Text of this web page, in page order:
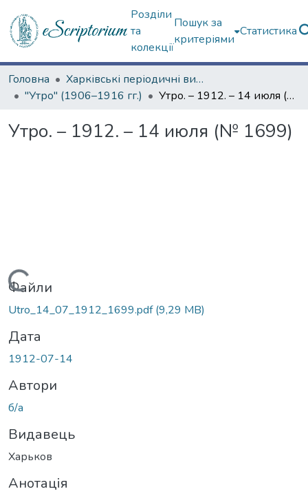
Розділи
та
колекції
Пошук за
критеріями
Статистика
Головна
Харківські періодичні видання
"Утро" (1906–1916 гг.)
Утро. – 1912. – 14 июля (№ 1699)
Утро. – 1912. – 14 июля (№ 1699)
Вантажиться...
Файли
Utro_14_07_1912_1699.pdf(9,29 MB)
Дата
1912-07-14
Автори
б/а
Видавець
Харьков
Анотація